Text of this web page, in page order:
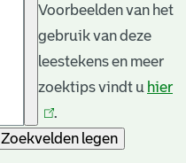
Voorbeelden van het
gebruik van deze
leestekens en meer
zoektips vindt u hier
.
Zoekvelden legen